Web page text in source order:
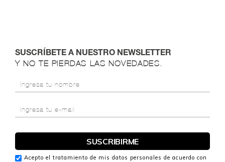
SUSCRÍBETE A NUESTRO NEWSLETTER
Y NO TE PIERDAS LAS NOVEDADES.
Acepto el tratamiento de mis datos personales de acuerdo con